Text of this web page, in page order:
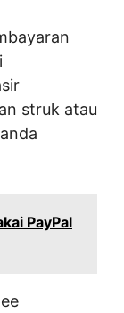
struk atau
PayPal